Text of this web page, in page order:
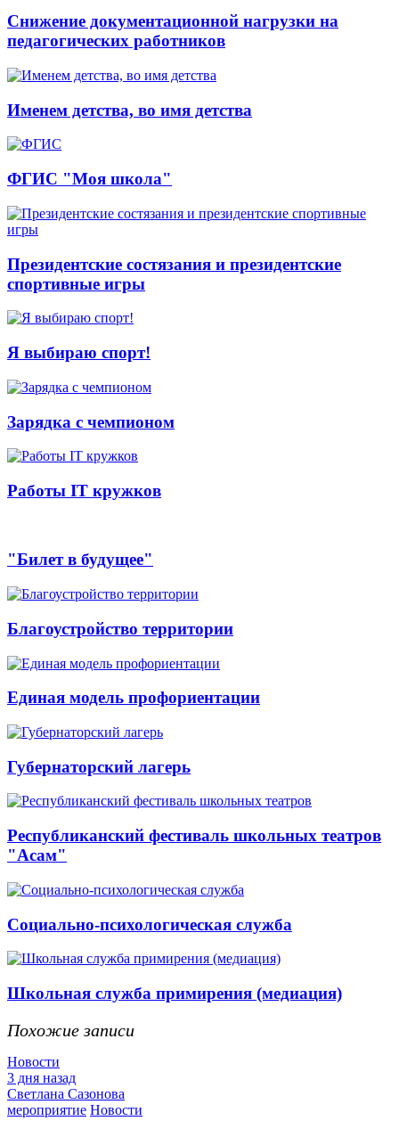
Снижение документационной нагрузки на
педагогических работников
Именем детства, во имя детства
ФГИС "Моя школа"
Президентские состязания и президентские
спортивные игры
Я выбираю спорт!
Зарядка с чемпионом
Работы IT кружков
"Билет в будущее"
Благоустройство территории
Единая модель профориентации
Губернаторский лагерь
Республиканский фестиваль школьных театров
"Асам"
Социально-психологическая служба
Школьная служба примирения (медиация)
Похожие записи
Новости
3 дня назад
Светлана Сазонова
мероприятие Новости